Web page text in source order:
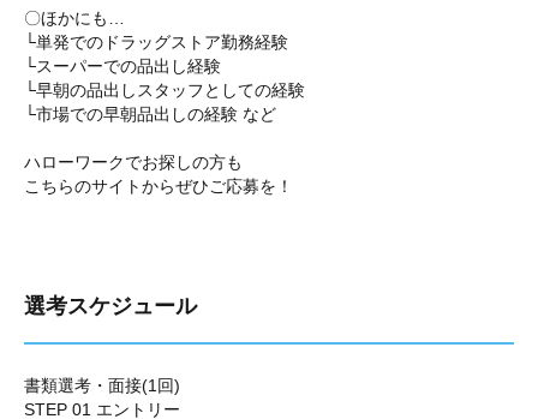
〇ほかにも…
└単発でのドラッグストア勤務経験
└スーパーでの品出し経験
└早朝の品出しスタッフとしての経験
└市場での早朝品出しの経験 など
ハローワークでお探しの方も
こちらのサイトからぜひご応募を！
選考スケジュール
書類選考・面接(1回)
STEP 01 エントリー